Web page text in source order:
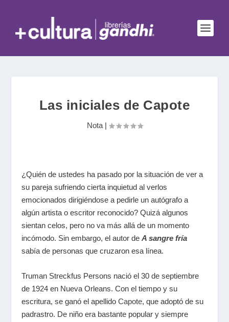
Las iniciales de Capote
Nota|
¿Quién de ustedes ha pasado por la situación de ver a
su pareja sufriendo cierta inquietud al verlos
emocionados dirigiéndose a pedirle un autógrafo a
algún artista o escritor reconocido? Quizá algunos
sientan celos, pero no va más allá de un momento
incómodo. Sin embargo, el autor deA sangre fría
sabía de personas que cruzaron esa línea.
Truman Streckfus Persons nació el 30 de septiembre
de 1924 en Nueva Orleans. Con el tiempo y su
escritura, se ganó el apellidoCapote, que adoptó de su
padrastro. De niño era bastante popular y siempre